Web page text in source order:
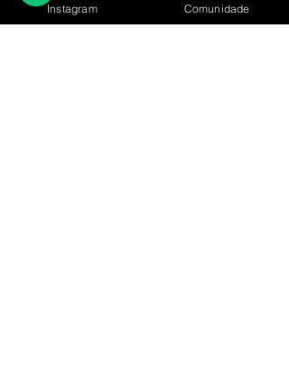
LINKS ÚTEIS
Instagram Comunidade